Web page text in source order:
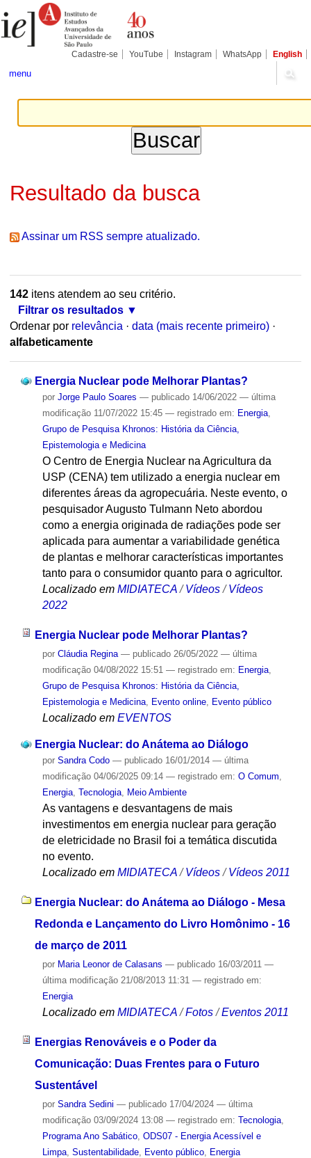
para
conteúdo.
Pessoais
Cadastre-se YouTube Instagram WhatsApp English
menu
Resultado da busca
Assinar um RSS sempre atualizado.
142itens atendem ao seu critério.
Filtrar os resultados
Ordenar por relevância · data (mais recente primeiro) ·
alfabeticamente
Energia Nuclear pode Melhorar Plantas?
por Jorge Paulo Soares — publicado14/06/2022 — última
modificação11/07/2022 15:45 — registrado em: Energia,
Grupo de Pesquisa Khronos: História da Ciência,
Epistemologia e Medicina
O Centro de Energia Nuclear na Agricultura da
USP (CENA) tem utilizado a energia nuclear em
diferentes áreas da agropecuária. Neste evento, o
pesquisador Augusto Tulmann Neto abordou
como a energia originada de radiações pode ser
aplicada para aumentar a variabilidade genética
de plantas e melhorar características importantes
tanto para o consumidor quanto para o agricultor.
Localizado em MIDIATECA /Vídeos /Vídeos
2022
Energia Nuclear pode Melhorar Plantas?
por Cláudia Regina — publicado26/05/2022 — última
modificação04/08/2022 15:51 — registrado em: Energia,
Grupo de Pesquisa Khronos: História da Ciência,
Epistemologia e Medicina, Evento online, Evento público
Localizado em EVENTOS
Energia Nuclear: do Anátema ao Diálogo
por Sandra Codo — publicado16/01/2014 — última
modificação04/06/2025 09:14 — registrado em: O Comum,
Energia, Tecnologia, Meio Ambiente
As vantagens e desvantagens de mais
investimentos em energia nuclear para geração
de eletricidade no Brasil foi a temática discutida
no evento.
Localizado em MIDIATECA /Vídeos /Vídeos 2011
Energia Nuclear: do Anátema ao Diálogo - Mesa
Redonda e Lançamento do Livro Homônimo - 16
de março de 2011
por Maria Leonor de Calasans — publicado16/03/2011 —
última modificação21/08/2013 11:31 — registrado em:
Energia
Localizado em MIDIATECA /Fotos /Eventos 2011
Energias Renováveis e o Poder da
Comunicação: Duas Frentes para o Futuro
Sustentável
por Sandra Sedini — publicado17/04/2024 — última
modificação03/09/2024 13:08 — registrado em: Tecnologia,
Programa Ano Sabático, ODS07 - Energia Acessível e
Limpa, Sustentabilidade, Evento público, Energia